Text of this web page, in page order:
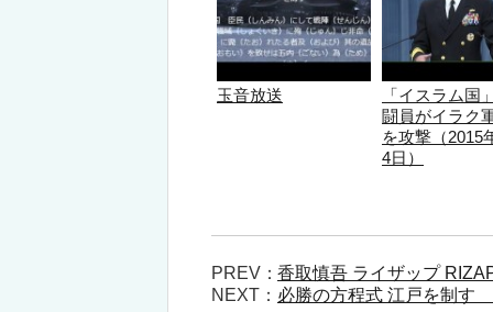
玉音放送
「イスラム国
闘員がイラク
を攻撃（2015
4日）
PREV：香取慎吾 ライザップ
NEXT： 必勝の方程式 江戸を制す